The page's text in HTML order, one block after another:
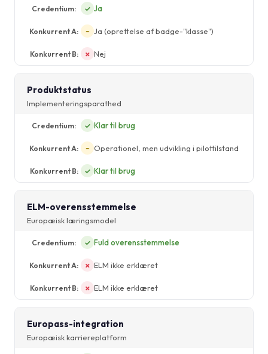
✓ Ja
~ Ja (oprettelse af badge-"klasse")
✗ Nej
Produktstatus
Implementeringsparathed
✓ Klar til brug
~ Operationel, men udvikling i pilottilstand
✓ Klar til brug
ELM-overensstemmelse
Europæisk læringsmodel
✓ Fuld overensstemmelse
✗ ELM ikke erklæret
✗ ELM ikke erklæret
Europass-integration
Europæisk karriereplatform